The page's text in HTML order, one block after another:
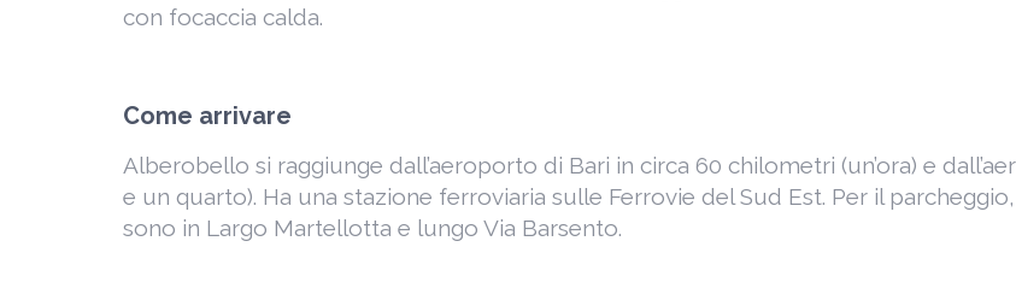
con focaccia calda.
Come arrivare
Alberobello si raggiunge dall’aeroporto di Bari in circa 60 chilometri (un’ora) e
e un quarto). Ha una stazione ferroviaria sulle Ferrovie del Sud Est. Per il
sono in Largo Martellotta e lungo Via Barsento.